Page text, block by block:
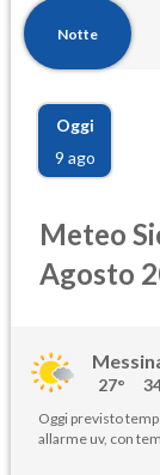
Notte
Oggi
9 ago
Meteo
Agosto
27°
Oggi previsto
allarme uv, con